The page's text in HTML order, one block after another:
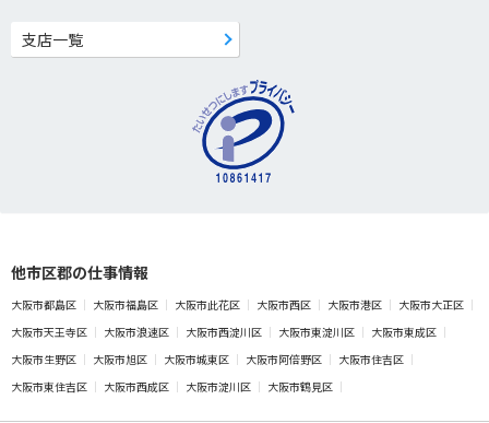
支店一覧
他市区郡の仕事情報
大阪市都島区 大阪市福島区 大阪市此花区 大阪市西区 大阪市港区
大阪市大正区
大阪市天王寺区
大阪市浪速区 大阪市西淀川区 大阪市東淀川区
大阪市東成区
大阪市生野区
大阪市旭区 大阪市城東区 大阪市阿倍野区
大阪市住吉区
大阪市東住吉区
大阪市西成区 大阪市淀川区 大阪市鶴見区